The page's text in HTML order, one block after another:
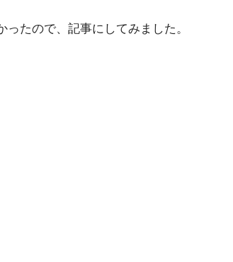
たので、記事にしてみました。